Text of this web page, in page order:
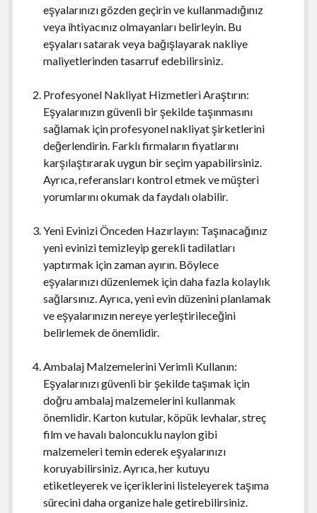
eşyalarınızı gözden geçirin ve kullanmadığınız
veya ihtiyacınız olmayanları belirleyin. Bu
eşyaları satarak veya bağışlayarak nakliye
maliyetlerinden tasarruf edebilirsiniz.
Profesyonel Nakliyat Hizmetleri Araştırın:
Eşyalarınızın güvenli bir şekilde taşınmasını
sağlamak için profesyonel nakliyat şirketlerini
değerlendirin. Farklı firmaların fiyatlarını
karşılaştırarak uygun bir seçim yapabilirsiniz.
Ayrıca, referansları kontrol etmek ve müşteri
yorumlarını okumak da faydalı olabilir.
Yeni Evinizi Önceden Hazırlayın: Taşınacağınız
yeni evinizi temizleyip gerekli tadilatları
yaptırmak için zaman ayırın. Böylece
eşyalarınızı düzenlemek için daha fazla kolaylık
sağlarsınız. Ayrıca, yeni evin düzenini planlamak
ve eşyalarınızın nereye yerleştirileceğini
belirlemek de önemlidir.
Ambalaj Malzemelerini Verimli Kullanın:
Eşyalarınızı güvenli bir şekilde taşımak için
doğru ambalaj malzemelerini kullanmak
önemlidir. Karton kutular, köpük levhalar, streç
film ve havalı baloncuklu naylon gibi
malzemeleri temin ederek eşyalarınızı
koruyabilirsiniz. Ayrıca, her kutuyu
etiketleyerek ve içeriklerini listeleyerek taşıma
sürecini daha organize hale getirebilirsiniz.